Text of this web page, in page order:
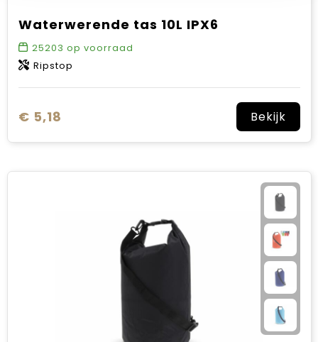
Waterwerende tas 10L IPX6
25203 op voorraad
Ripstop
€ 5,18 Bekijk